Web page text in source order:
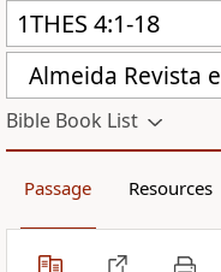
Almeida Revista
Bible Book List
Passage Resources